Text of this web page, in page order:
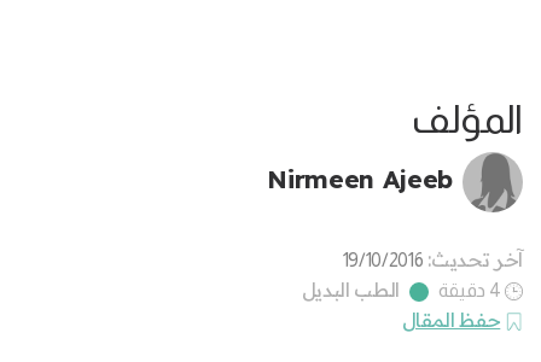
المؤلف
Nirmeen Ajeeb
آخر تحديث: 19/10/2016
4 دقيقة
الطب البديل
حفظ المقال